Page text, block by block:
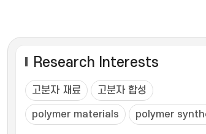
Research Interests
고분자 재료 고분자 합성
polymer materials polymer